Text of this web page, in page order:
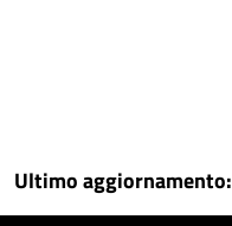
Ultimo aggiornamento: